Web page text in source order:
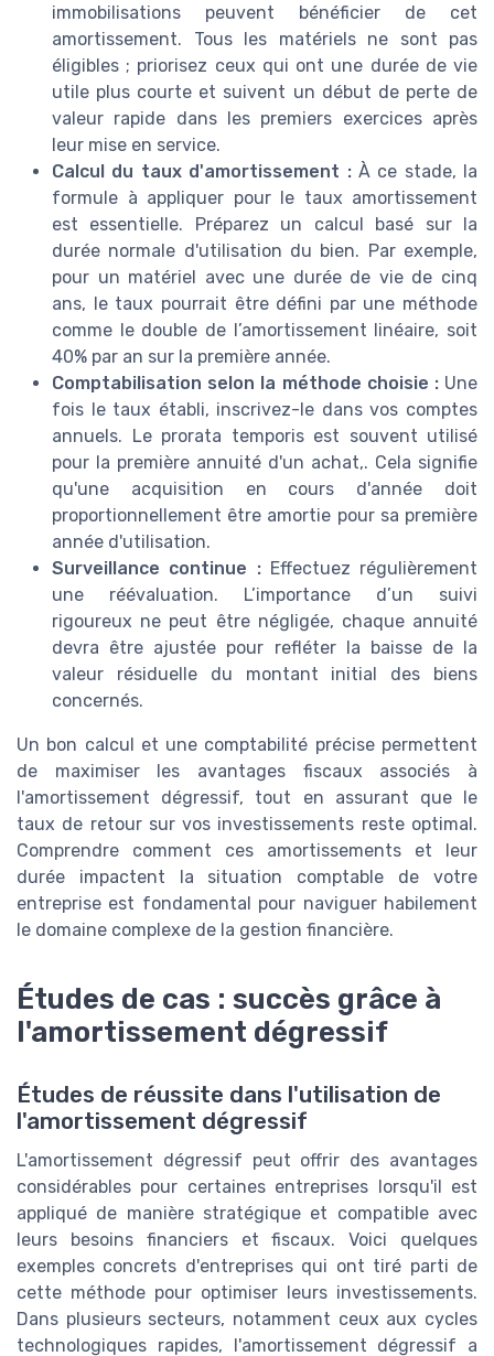
immobilisations peuvent bénéficier de cet
amortissement. Tous les matériels ne sont pas
éligibles ; priorisez ceux qui ont une durée de vie
utile plus courte et suivent un début de perte de
valeur rapide dans les premiers exercices après
leur mise en service.
Calcul du taux d'amortissement :À ce stade, la
formule à appliquer pour le taux amortissement
est essentielle. Préparez un calcul basé sur la
durée normale d'utilisation du bien. Par exemple,
pour un matériel avec une durée de vie de cinq
ans, le taux pourrait être défini par une méthode
comme le double de l’amortissement linéaire, soit
40% par an sur la première année.
Comptabilisation selon la méthode choisie :Une
fois le taux établi, inscrivez-le dans vos comptes
annuels. Le prorata temporis est souvent utilisé
pour la première annuité d'un achat,. Cela signifie
qu'une acquisition en cours d'année doit
proportionnellement être amortie pour sa première
année d'utilisation.
Surveillance continue :Effectuez régulièrement
une réévaluation. L’importance d’un suivi
rigoureux ne peut être négligée, chaque annuité
devra être ajustée pour refléter la baisse de la
valeur résiduelle du montant initial des biens
concernés.
Un bon calcul et une comptabilité précise permettent
de maximiser les avantages fiscaux associés à
l'amortissement dégressif, tout en assurant que le
taux de retour sur vos investissements reste optimal.
Comprendre comment ces amortissements et leur
durée impactent la situation comptable de votre
entreprise est fondamental pour naviguer habilement
le domaine complexe de la gestion financière.
Études de cas : succès grâce à
l'amortissement dégressif
Études de réussite dans l'utilisation de
l'amortissement dégressif
L'amortissement dégressif peut offrir des avantages
considérables pour certaines entreprises lorsqu'il est
appliqué de manière stratégique et compatible avec
leurs besoins financiers et fiscaux. Voici quelques
exemples concrets d'entreprises qui ont tiré parti de
cette méthode pour optimiser leurs investissements.
Dans plusieurs secteurs, notamment ceux aux cycles
technologiques rapides, l'amortissement dégressif a